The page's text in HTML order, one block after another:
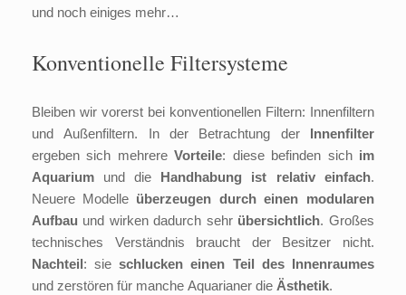
und noch einiges mehr…
Konventionelle Filtersysteme
Bleiben wir vorerst bei konventionellen Filtern: Innenfiltern
und Außenfiltern. In der Betrachtung der Innenfilter
ergeben sich mehrere Vorteile: diese befinden sich im
Aquarium und die Handhabung ist relativ einfach.
Neuere Modelle überzeugen durch einen modularen
Aufbau und wirken dadurch sehr übersichtlich. Großes
technisches Verständnis braucht der Besitzer nicht.
Nachteil: sie schlucken einen Teil des Innenraumes
und zerstören für manche Aquarianer die Ästhetik.